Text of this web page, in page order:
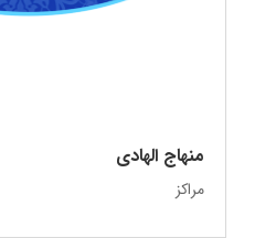
منهاج الهادی
مراکز